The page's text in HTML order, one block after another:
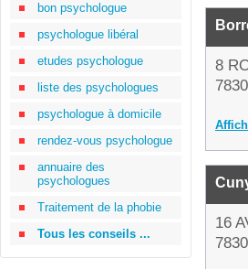
bon psychologue
psychologue libéral
etudes psychologue
liste des psychologues
psychologue à domicile
rendez-vous psychologue
annuaire des
psychologues
Traitement de la phobie
Tous les conseils ...
8
16